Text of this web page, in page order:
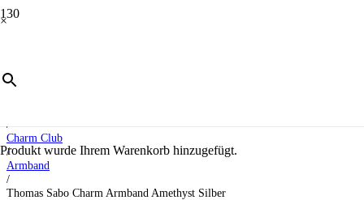
×
Produkt wurde Ihrem Warenkorb hinzugefügt.
Start
/
Charm Club
/
Armband
/
Thomas Sabo Charm Armband Amethyst Silber